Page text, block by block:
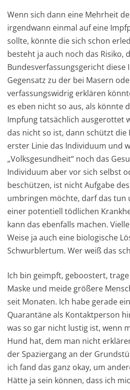
Wenn sich dann eine Mehrheit
irgendwann einmal auf eine
sollte, könnte die sich schon
besteht ja auch noch das Risiko,
Bundesverfassungsgericht diese
Gegensatz zu der bei Masern
verfassungswidrig erklären
es eben nicht so aus, als könnte
Impfung tatsächlich ausgerottet
das nicht so ist, dann schützt die
erster Linie das Individuum und
„Volksgesundheit“ noch das
Individuum aber vor sich selbst
beschützen, ist nicht Aufgabe
umbringen möchte, darf das tun
einer potentiell tödlichen
kann das ebenfalls machen.
Weise ja auch eine biologische
Schwurblertum. Wer weiß das
Ich bin geimpft, geboostert, trage
Maske und meide größere
seit Monaten. Ich habe gerade
Quarantäne als Kontaktperson
was so gar nicht lustig ist, wenn
Hund hat, dem man nicht
der Spaziergang an der
ich fand das ganz okay, um
Hätte ja sein können, dass ich